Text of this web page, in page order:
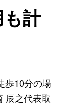
計
歩10分の場
辰之代表取